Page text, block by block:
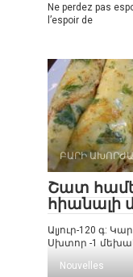
Ne perdez pas
l’espoir de
ԲԱՐԻ
Շատ
հիանալի
Ալյուր-120 գ:
Սխտոր -1
Nouvelles